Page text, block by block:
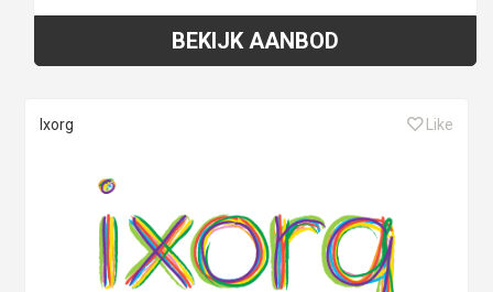
BEKIJK AANBOD
Ixorg Like